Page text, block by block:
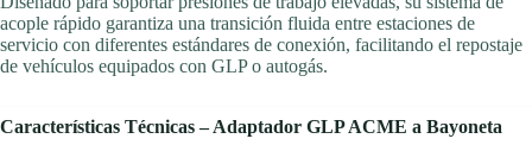
acople rápido garantiza una transición fluida entre estaciones de
servicio con diferentes estándares de conexión, facilitando el repostaje
de vehículos equipados con GLP o autogás.
Características Técnicas – Adaptador GLP ACME a Bayoneta